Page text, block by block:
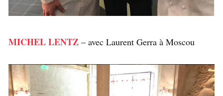
MICHEL LENTZ – avec Laurent Gerra à Moscou